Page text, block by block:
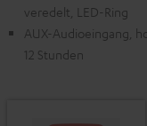
veredelt, LED-Ring
AUX-Audioeingang,
12 Stunden